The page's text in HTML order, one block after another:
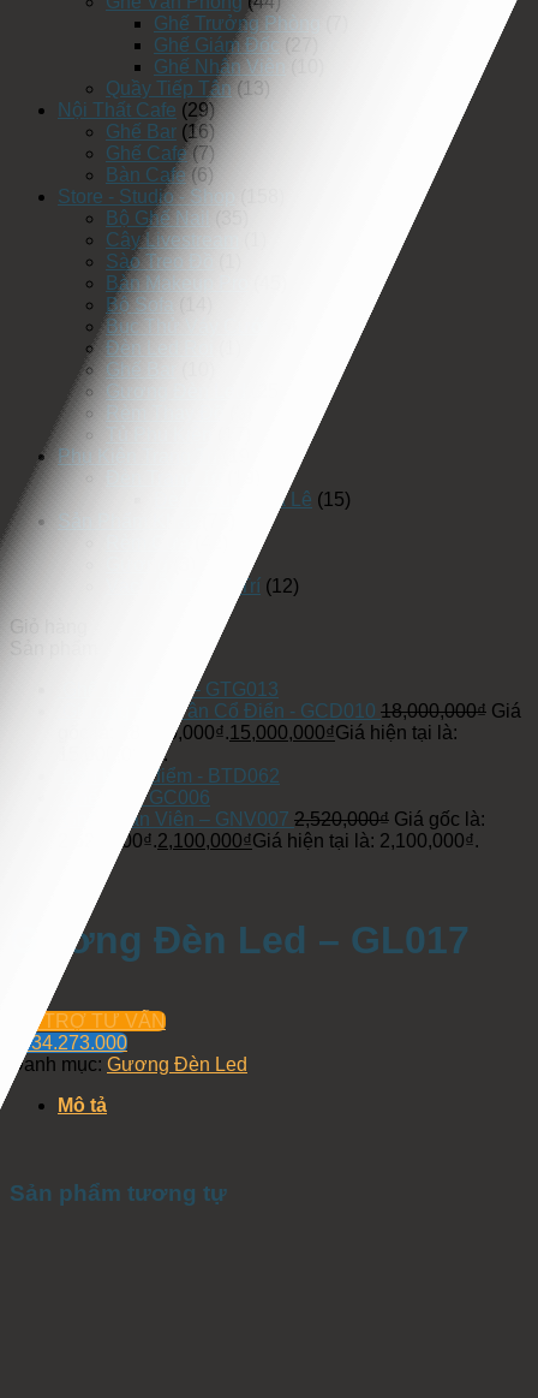
Ghế Trưởng Phòng
Ghế Giám Đốc
(27)
Ghế Nhân Viên
Quầy Tiếp Tân (13)
Nội Thất Cafe (29)
Ghế Bar (16)
Ghế Cafe (7)
Bàn Cafe (6)
Store - Studio - Shop
Bộ Ghế Nail
Cây Livestream
Sào Treo Đồ
Bàn Makeup Pro
Bộ Sofa
Bục Thử Váy Cưới
Đèn Led Rọi
Ghế Bar
Gương Đèn Led
Phụ Kiện Trang Trí
Đèn Chùm Pha Lê (15)
Vách Ốp Trang Trí (12)
Giỏ hàng
Sản phẩm
Ghế Thư Giãn – GTG013
Giường Ngủ Tân Cổ Điển - GCD010 18,000,000₫ Giá
gốc là: 18,000,000₫.15,000,000₫Giá hiện tại là:
15,000,000₫.
Bàn trang điểm - BTD062
Ghế Cafe GC006
Ghế Nhân Viên – GNV007 2,520,000₫ Giá gốc là:
2,520,000₫.2,100,000₫Giá hiện tại là: 2,100,000₫.
Gương Đèn Led – GL017
HỖ TRỢ TƯ VẤN
0934.273.000
Danh mục: Gương Đèn Led
Mô tả
Sản phẩm tương tự